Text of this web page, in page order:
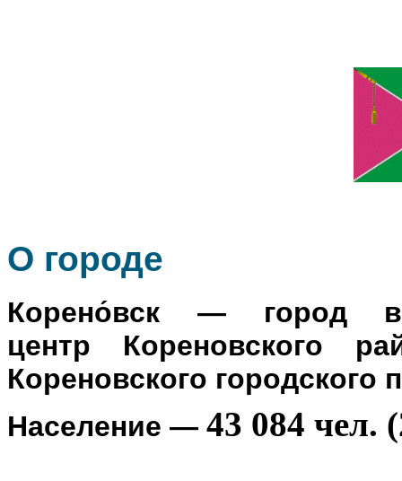
О городе
Корено́вск — город в
центр Кореновского
Кореновского городского
Население — 43 084 чел.